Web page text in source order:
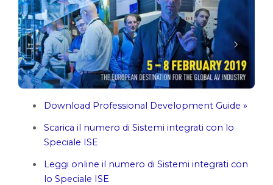
Download Professional Development Guide »
Scarica il numero di Sistemi integrati con lo
Speciale ISE
Leggi online il numero di Sistemi integrati con
lo Speciale ISE